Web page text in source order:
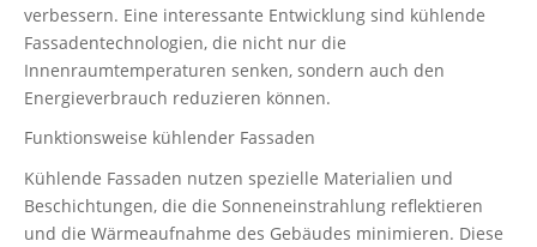
verbessern. Eine interessante Entwicklung sind kühlende
Fassadentechnologien, die nicht nur die
Innenraumtemperaturen senken, sondern auch den
Energieverbrauch reduzieren können.
Funktionsweise kühlender Fassaden
Kühlende Fassaden nutzen spezielle Materialien und
Beschichtungen, die die Sonneneinstrahlung reflektieren
und die Wärmeaufnahme des Gebäudes minimieren. Diese